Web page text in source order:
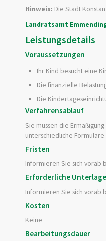
Hinweis: Die Stadt
Landratsamt
Leistungsdetails
Voraussetzungen
Ihr Kind besucht eine
Die finanzielle
Die
Verfahrensablauf
Sie müssen die
unterschiedliche
Fristen
Informieren Sie sich vorab
Erforderliche
Informieren Sie sich vorab
Kosten
Keine
Bearbeitungsdauer